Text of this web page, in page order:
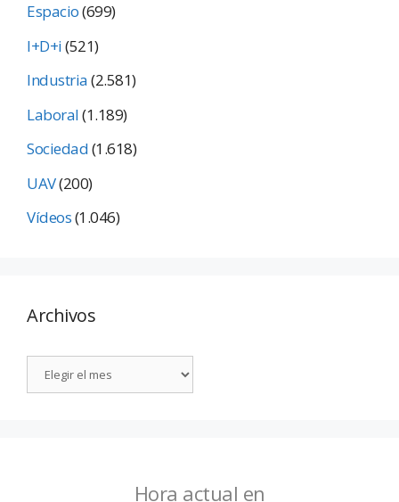
Espacio(699)
I+D+i(521)
Industria(2.581)
Laboral(1.189)
Sociedad(1.618)
UAV(200)
Vídeos(1.046)
Archivos
Hora actual en